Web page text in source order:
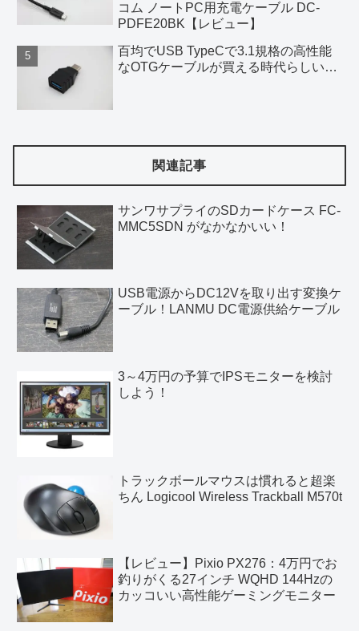
コム ノートPC用充電ケーブル DC-
PDFE20BK【レビュー】
百均でUSB TypeCで3.1規格の高性能
なOTGケーブルが買える時代らしい…
関連記事
サンワサプライのSDカードケース FC-
MMC5SDN がなかなかいい！
USB電源からDC12Vを取り出す変換ケ
ーブル！LANMU DC電源供給ケーブル
3～4万円の予算でIPSモニターを検討
しよう！
トラックボールマウスは慣れると超楽
ちん Logicool Wireless Trackball M570t
【レビュー】Pixio PX276：4万円でお
釣りがくる27インチ WQHD 144Hzの
カッコいい高性能ゲーミングモニター